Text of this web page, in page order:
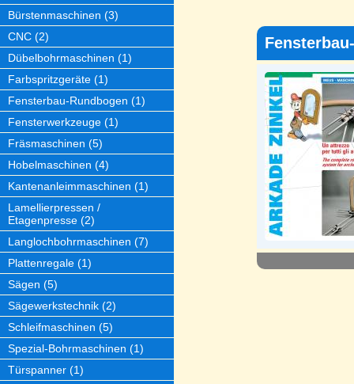
Bürstenmaschinen (3)
CNC (2)
Dübelbohrmaschinen (1)
Farbspritzgeräte (1)
Fensterbau-Rundbogen (1)
Fensterwerkzeuge (1)
Fräsmaschinen (5)
Hobelmaschinen (4)
Kantenanleimmaschinen (1)
Lamellierpressen /
Etagenpresse (2)
Langlochbohrmaschinen (7)
Plattenregale (1)
Sägen (5)
Sägewerkstechnik (2)
Schleifmaschinen (5)
Spezial-Bohrmaschinen (1)
Türspanner (1)